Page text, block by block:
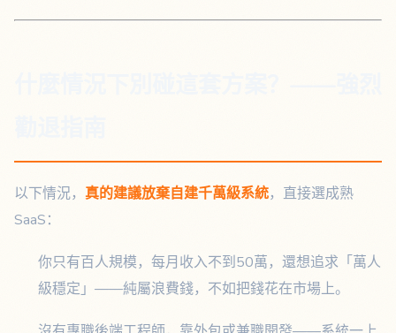
以下情況， 真的建議放棄自建千萬級系統，直接選成熟
SaaS：
你只有百人規模，每月收入不到50萬，還想追求「萬人
級穩定」——純屬浪費錢，不如把錢花在市場上。